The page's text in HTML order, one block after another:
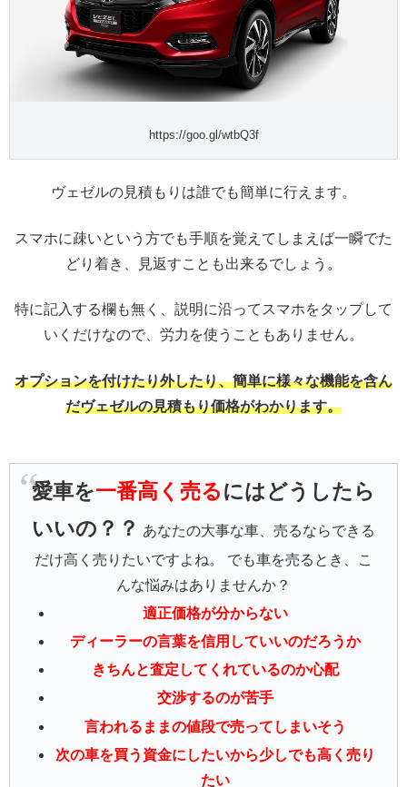
https://goo.gl/wtbQ3f
ヴェゼルの見積もりは誰でも簡単に行えます。
スマホに疎いという方でも手順を覚えてしまえば一瞬でた
どり着き、見返すことも出来るでしょう。
特に記入する欄も無く、説明に沿ってスマホをタップして
いくだけなので、労力を使うこともありません。
オプションを付けたり外したり、簡単に様々な機能を含ん
だヴェゼルの見積もり価格がわかります。
愛車を一番高く売るにはどうしたら
いいの？？ あなたの大事な車、売るならできる
だけ高く売りたいですよね。 でも車を売るとき、こ
んな悩みはありませんか？
適正価格が分からない
ディーラーの言葉を信用していいのだろうか
きちんと査定してくれているのか心配
交渉するのが苦手
言われるままの値段で売ってしまいそう
次の車を買う資金にしたいから少しでも高く売り
たい